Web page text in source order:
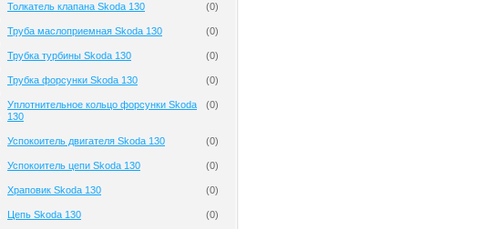
Толкатель клапана Skoda 130 (0)
Труба маслоприемная Skoda 130 (0)
Трубка турбины Skoda 130 (0)
Трубка форсунки Skoda 130 (0)
Уплотнительное кольцо форсунки Skoda
130
(0)
Успокоитель двигателя Skoda 130 (0)
Успокоитель цепи Skoda 130 (0)
Храповик Skoda 130 (0)
Цепь Skoda 130 (0)